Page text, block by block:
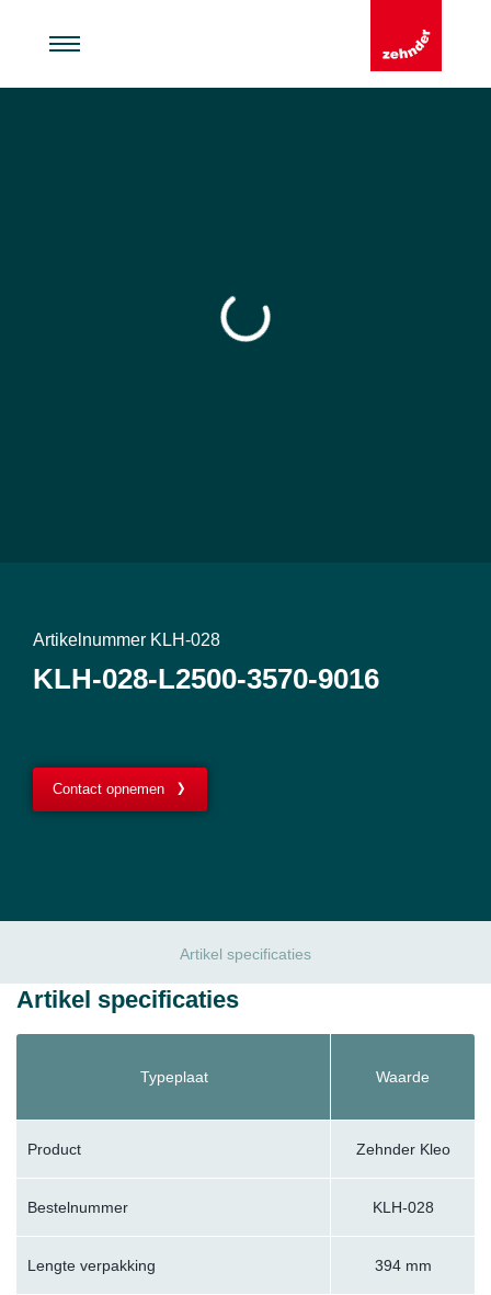
Artikelnummer KLH-028
KLH-028-L2500-3570-9016
Contact opnemen
Artikel specificaties
Artikel specificaties
Typeplaat Waarde
Product Zehnder Kleo
Bestelnummer KLH-028
Lengte verpakking 394 mm